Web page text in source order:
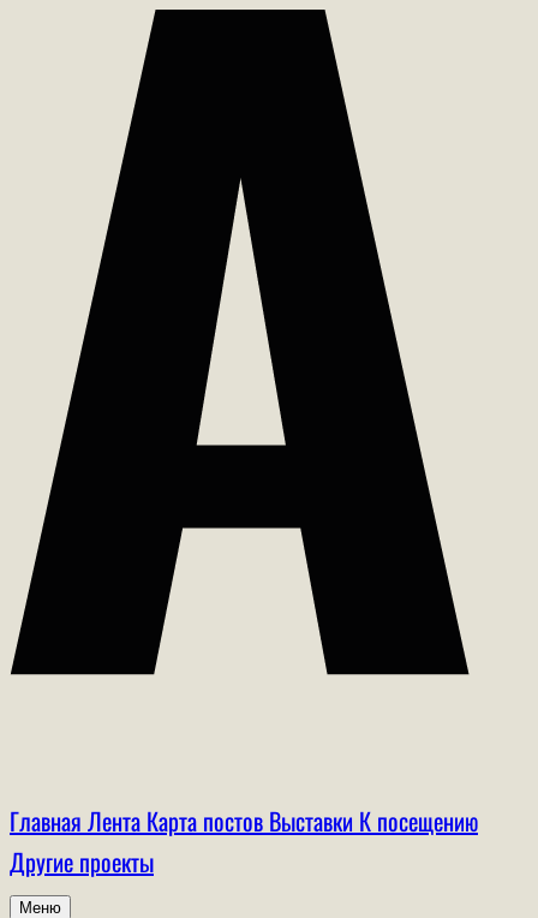
Главная Лента Карта постов Выставки К посещению
Другие проекты
Меню